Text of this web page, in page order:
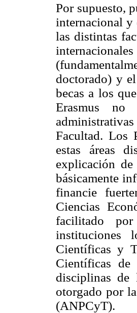
Por supuesto,
internacional y
las distintas
doctorado) y
becas a los
Erasmus no
Facultad. Los
estas áreas
explicación
básicamente
financie
Ciencias
facilitado
instituciones
Científicas y
Científicas
disciplinas de
otorgado por
(ANPCyT).